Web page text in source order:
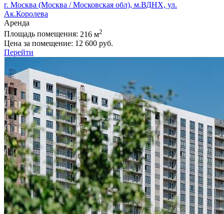
г. Москва (Москва / Московская обл), м.ВДНХ, ул.
Ак.Королева
Аренда
Площадь помещения: 216 м2
Цена за помещение: 12 600 руб.
Перейти